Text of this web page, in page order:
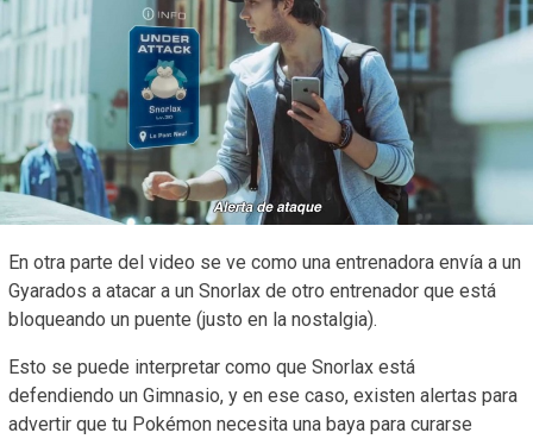
En otra parte del video se ve como una entrenadora envía a un
Gyarados a atacar a un Snorlax de otro entrenador que está
bloqueando un puente (justo en la nostalgia).
Esto se puede interpretar como que Snorlax está
defendiendo un Gimnasio, y en ese caso, existen alertas para
advertir que tu Pokémon necesita una baya para curarse